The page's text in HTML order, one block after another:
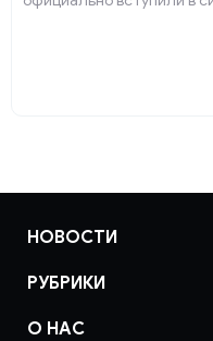
НОВОСТИ
РУБРИКИ
О НАС